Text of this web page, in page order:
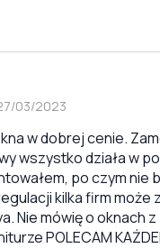
03/2023
w dobrej cenie.
wszystko działa w
po czym nie
kilka firm może
Nie mówię o oknach
POLECAM